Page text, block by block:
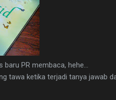
PR membaca, hehe...
tawa ketika terjadi tanya jawab